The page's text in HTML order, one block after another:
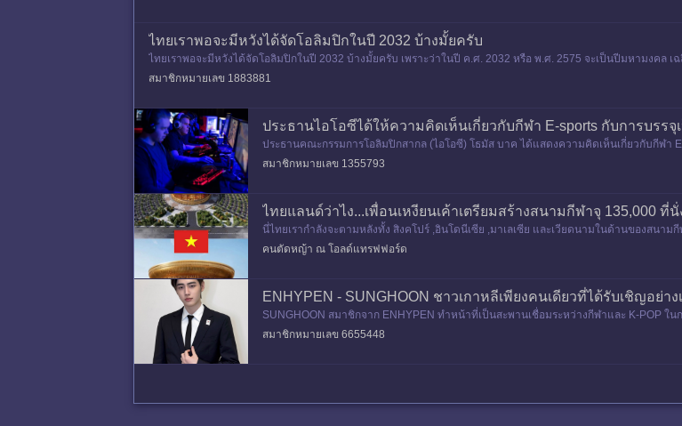
ไทยเราพอจะมีหวังได้จัดโอลิมปิกในปี 2032 บ้างมั้ยครับ
ไทยเราพอจะมีหวังได้จัดโอลิมปิกในปี 2032 บ้างมั้ยครับ เพราะว่าในปี ค.ศ. 2032 หรือ พ.ศ. 2575 จะเป็นปีมหามงคล
องจากระบอบสมบูรณาญาสิทธ
สมาชิกหมายเลข 1883881
ประธานไอโอซีได้ให้ความคิดเห็นเกี่ยวกับกีฬา E-sports กับการบรร
ประธานคณะกรรมการโอลิมปิกสากล (ไอโอซี) โธมัส บาค ได้แสดงความคิดเห็นเกี่ยวกับกีฬา
ห้สัมภาษณ์กับสื่อ insidethegames ในระหว่างกา
สมาชิกหมายเลข 1355793
ไทยแลนด์ว่าไง...เพื่อนเหงียนเค้าเตรียมสร้างสนามกีฬาจุ 135,000 ที่
นี่ไทยเรากำลังจะตามหลังทั้ง สิงคโปร์ ,อินโดนีเซีย ,มาเลเซีย และเวียดนามในด้านของสนาม
🇻🇳 🌟🌟 รัฐบาลเ
คนตัดหญ้า ณ โอลด์แทรฟฟอร์ด
ENHYPEN - SUNGHOON ชาวเกาหลีเพียงคนเดียวที่ได้รับเชิญอ
ฤดูหนาว 2026
SUNGHOON สมาชิกจาก ENHYPEN ทำหน้าที่เป็นสะพานเชื่อมระหว่างกีฬาและ K-POP
จนถึงการเข้าร่วมพิธีเปิด ในฐานะชาวเกาหลีเพียงคนเด
สมาชิกหมายเลข 6655448